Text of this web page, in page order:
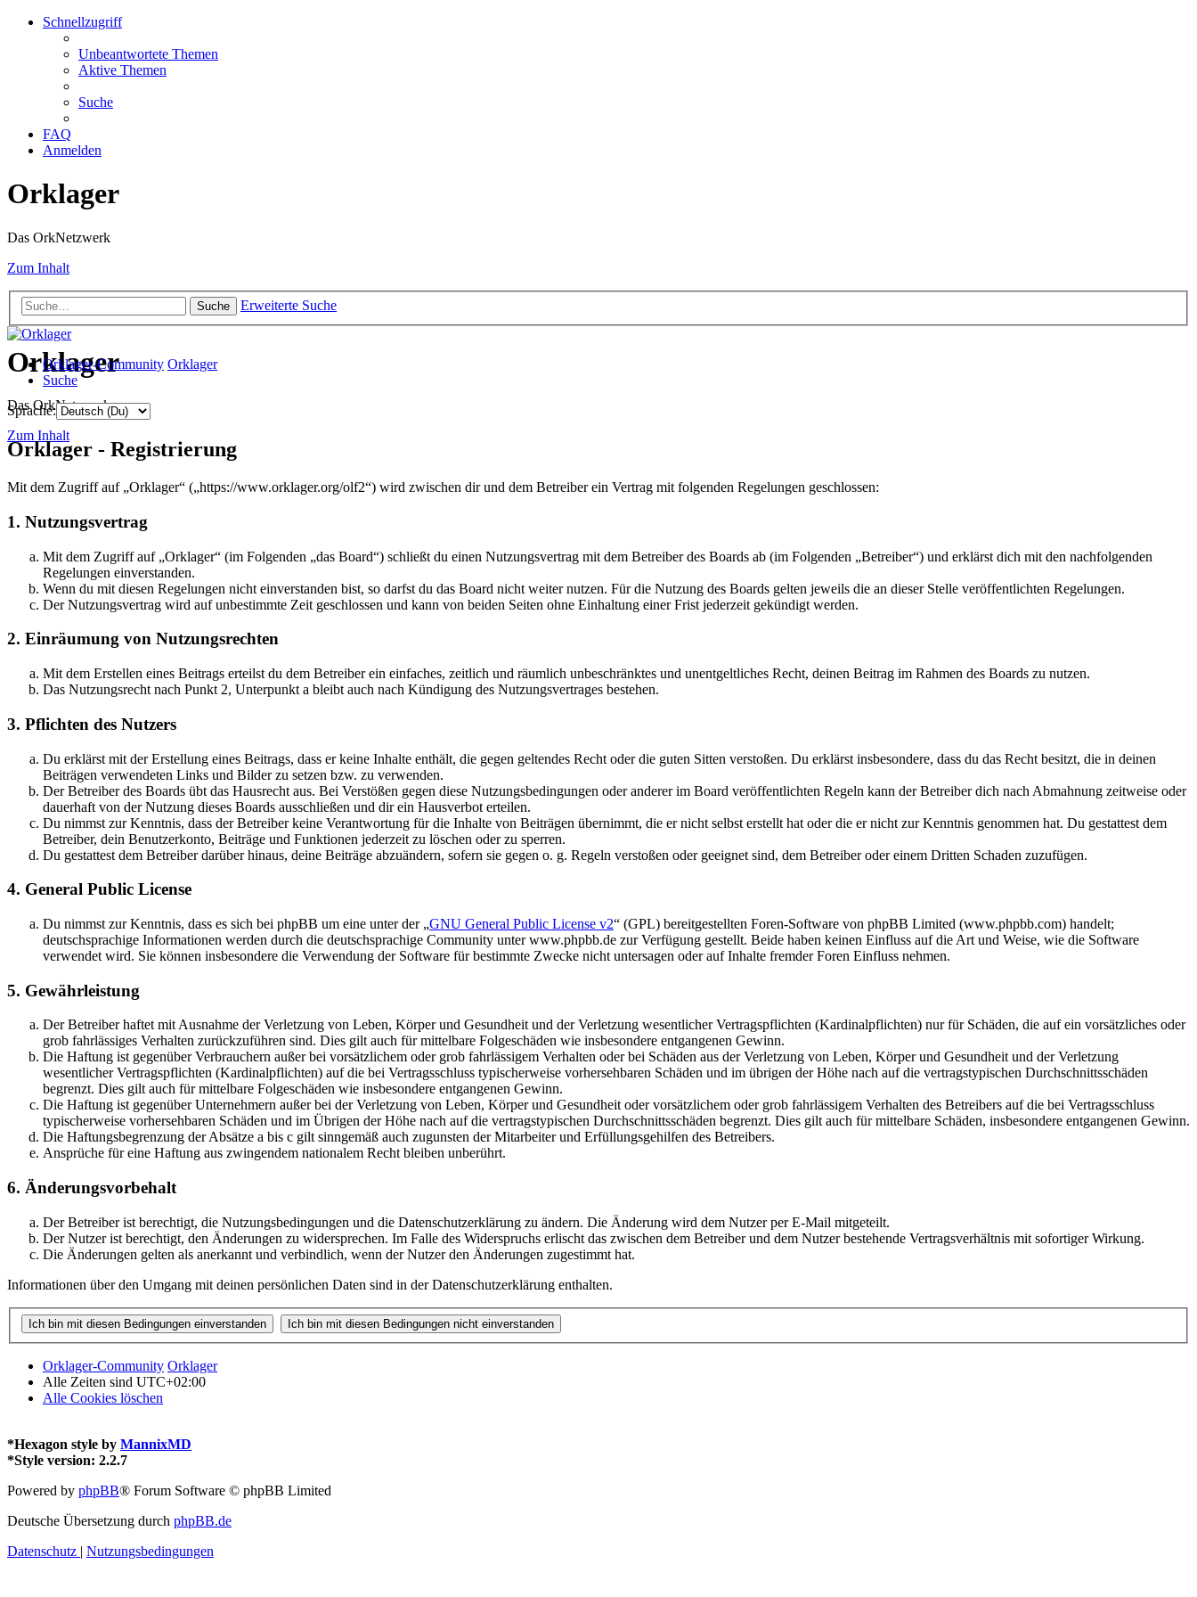
Schnellzugriff
Unbeantwortete Themen
Aktive Themen
Suche
FAQ
Anmelden
Orklager
Das OrkNetzwerk
Zum Inhalt
Suche Erweiterte Suche
Orklager
Das OrkNetzwerk
Zum Inhalt
Orklager-Community Orklager
Suche
Sprache:
Orklager - Registrierung
Mit dem Zugriff auf „Orklager“ („https://www.orklager.org/olf2“) wird zwischen dir und dem Betreiber ein Vertrag mit folgenden Regelungen geschlossen:
1. Nutzungsvertrag
Mit dem Zugriff auf „Orklager“ (im Folgenden „das Board“) schließt du einen Nutzungsvertrag mit dem Betreiber des Boards ab (im Folgenden „Betreiber“) und erklärst dich mit den nachfolgenden
Regelungen einverstanden.
Wenn du mit diesen Regelungen nicht einverstanden bist, so darfst du das Board nicht weiter nutzen. Für die Nutzung des Boards gelten jeweils die an dieser Stelle veröffentlichten Regelungen.
Der Nutzungsvertrag wird auf unbestimmte Zeit geschlossen und kann von beiden Seiten ohne Einhaltung einer Frist jederzeit gekündigt werden.
2. Einräumung von Nutzungsrechten
Mit dem Erstellen eines Beitrags erteilst du dem Betreiber ein einfaches, zeitlich und räumlich unbeschränktes und unentgeltliches Recht, deinen Beitrag im Rahmen des Boards zu nutzen.
Das Nutzungsrecht nach Punkt 2, Unterpunkt a bleibt auch nach Kündigung des Nutzungsvertrages bestehen.
3. Pflichten des Nutzers
Du erklärst mit der Erstellung eines Beitrags, dass er keine Inhalte enthält, die gegen geltendes Recht oder die guten Sitten verstoßen. Du erklärst insbesondere, dass du das Recht besitzt, die in deinen
Beiträgen verwendeten Links und Bilder zu setzen bzw. zu verwenden.
Der Betreiber des Boards übt das Hausrecht aus. Bei Verstößen gegen diese Nutzungsbedingungen oder anderer im Board veröffentlichten Regeln kann der Betreiber dich nach Abmahnung zeitweise oder
dauerhaft von der Nutzung dieses Boards ausschließen und dir ein Hausverbot erteilen.
Du nimmst zur Kenntnis, dass der Betreiber keine Verantwortung für die Inhalte von Beiträgen übernimmt, die er nicht selbst erstellt hat oder die er nicht zur Kenntnis genommen hat. Du gestattest dem
Betreiber, dein Benutzerkonto, Beiträge und Funktionen jederzeit zu löschen oder zu sperren.
Du gestattest dem Betreiber darüber hinaus, deine Beiträge abzuändern, sofern sie gegen o. g. Regeln verstoßen oder geeignet sind, dem Betreiber oder einem Dritten Schaden zuzufügen.
4. General Public License
Du nimmst zur Kenntnis, dass es sich bei phpBB um eine unter der „GNU General Public License v2“ (GPL) bereitgestellten Foren-Software von phpBB Limited (www.phpbb.com) handelt;
deutschsprachige Informationen werden durch die deutschsprachige Community unter www.phpbb.de zur Verfügung gestellt. Beide haben keinen Einfluss auf die Art und Weise, wie die Software
verwendet wird. Sie können insbesondere die Verwendung der Software für bestimmte Zwecke nicht untersagen oder auf Inhalte fremder Foren Einfluss nehmen.
5. Gewährleistung
Der Betreiber haftet mit Ausnahme der Verletzung von Leben, Körper und Gesundheit und der Verletzung wesentlicher Vertragspflichten (Kardinalpflichten) nur für Schäden, die auf ein vorsätzliches oder
grob fahrlässiges Verhalten zurückzuführen sind. Dies gilt auch für mittelbare Folgeschäden wie insbesondere entgangenen Gewinn.
Die Haftung ist gegenüber Verbrauchern außer bei vorsätzlichem oder grob fahrlässigem Verhalten oder bei Schäden aus der Verletzung von Leben, Körper und Gesundheit und der Verletzung
wesentlicher Vertragspflichten (Kardinalpflichten) auf die bei Vertragsschluss typischerweise vorhersehbaren Schäden und im übrigen der Höhe nach auf die vertragstypischen Durchschnittsschäden
begrenzt. Dies gilt auch für mittelbare Folgeschäden wie insbesondere entgangenen Gewinn.
Die Haftung ist gegenüber Unternehmern außer bei der Verletzung von Leben, Körper und Gesundheit oder vorsätzlichem oder grob fahrlässigem Verhalten des Betreibers auf die bei Vertragsschluss
typischerweise vorhersehbaren Schäden und im Übrigen der Höhe nach auf die vertragstypischen Durchschnittsschäden begrenzt. Dies gilt auch für mittelbare Schäden, insbesondere entgangenen Gewinn.
Die Haftungsbegrenzung der Absätze a bis c gilt sinngemäß auch zugunsten der Mitarbeiter und Erfüllungsgehilfen des Betreibers.
Ansprüche für eine Haftung aus zwingendem nationalem Recht bleiben unberührt.
6. Änderungsvorbehalt
Der Betreiber ist berechtigt, die Nutzungsbedingungen und die Datenschutzerklärung zu ändern. Die Änderung wird dem Nutzer per E-Mail mitgeteilt.
Der Nutzer ist berechtigt, den Änderungen zu widersprechen. Im Falle des Widerspruchs erlischt das zwischen dem Betreiber und dem Nutzer bestehende Vertragsverhältnis mit sofortiger Wirkung.
Die Änderungen gelten als anerkannt und verbindlich, wenn der Nutzer den Änderungen zugestimmt hat.
Informationen über den Umgang mit deinen persönlichen Daten sind in der Datenschutzerklärung enthalten.
Orklager-Community Orklager
Alle Zeiten sind UTC+02:00
Alle Cookies löschen
*Hexagon style by MannixMD
*Style version: 2.2.7
Powered by phpBB® Forum Software © phpBB Limited
Deutsche Übersetzung durch phpBB.de
Datenschutz | Nutzungsbedingungen